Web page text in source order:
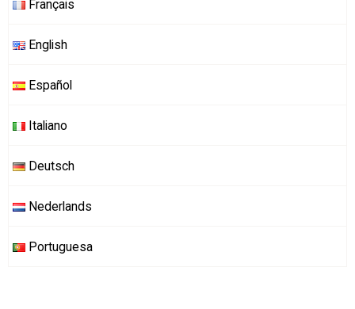
Français
English
Español
Italiano
Deutsch
Nederlands
Portuguesa